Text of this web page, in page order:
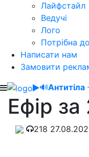
Лайфстайл
Ведучі
Лого
Потрібна
Написати нам
Замовити
🔊Антитіла
Ефір
218